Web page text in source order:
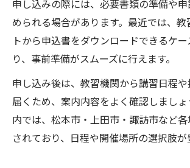
申し込みの際には、必要書類の準備や
められる場合があります。最近では、教
トから申込書をダウンロードできるケ
り、事前準備がスムーズに行えます。
申し込み後は、教習機関から講習日程
届くため、案内内容をよく確認しまし
内では、松本市・上田市・諏訪市など
されており、日程や開催場所の選択肢が